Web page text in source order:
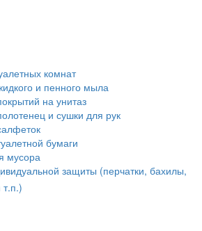
комнат
и пенного мыла
на унитаз
и сушки для рук
бумаги
мусора
защиты (перчатки, бахилы,